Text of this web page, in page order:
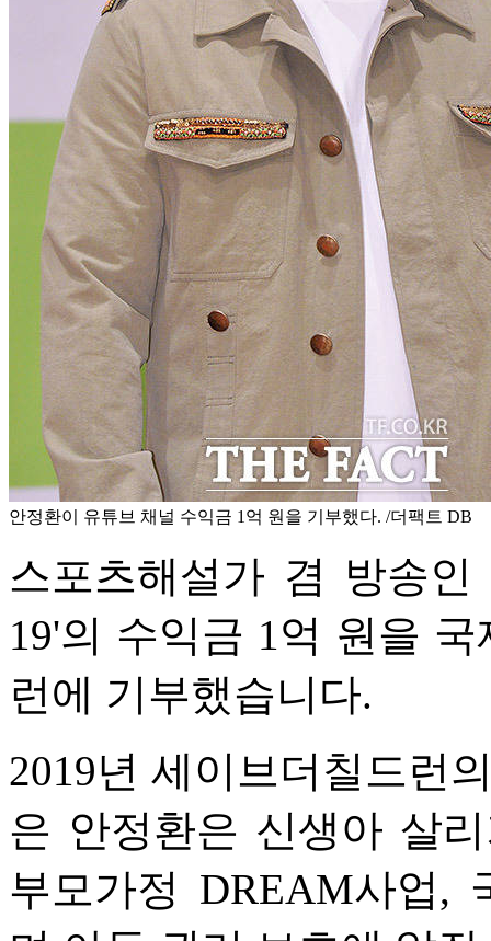
안정환이 유튜브 채널 수익금 1억 원을 기부했다. /더팩트 DB
스포츠해설가 겸 방송
19'의 수익금 1억 원을
런에 기부했습니다.
2019년 세이브더칠드런
은 안정환은 신생아 살
부모가정 DREAM사업,